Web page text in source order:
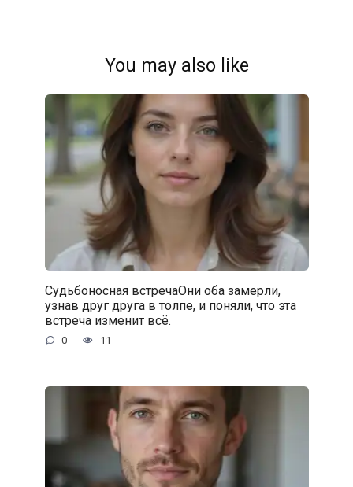
You may also like
Судьбоносная встречаОни оба замерли,
узнав друг друга в толпе, и поняли, что эта
встреча изменит всё.
0 11